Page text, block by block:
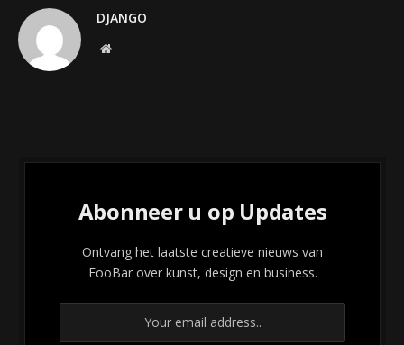
DJANGO
Website
Abonneer u op Updates
Ontvang het laatste creatieve nieuws van
FooBar over kunst, design en business.